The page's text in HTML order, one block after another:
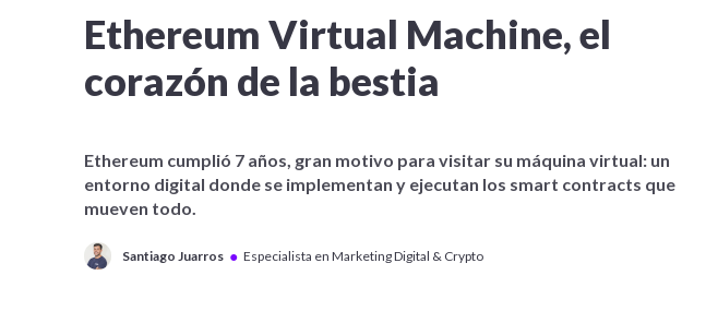
Ethereum Virtual Machine, el
corazón de la bestia
Ethereum cumplió 7 años, gran motivo para visitar su máquina virtual: un
entorno digital donde se implementan y ejecutan los smart contracts que
mueven todo.
Santiago Juarros ● Especialista en Marketing Digital & Crypto